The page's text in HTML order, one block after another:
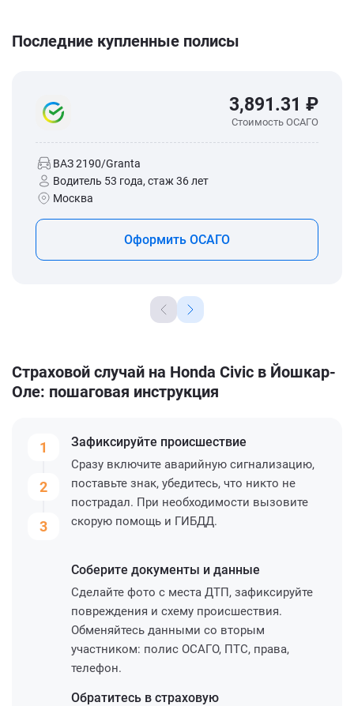
Последние купленные полисы
3,891.31 ₽
Стоимость ОСАГО
ВАЗ 2190/Granta
Водитель 53 года, стаж 36 лет
Москва
Оформить ОСАГО
Страховой случай на Honda Civic в Йошкар-
Оле: пошаговая инструкция
1
2
3
Зафиксируйте происшествие
Сразу включите аварийную сигнализацию,
поставьте знак, убедитесь, что никто не
пострадал. При необходимости вызовите
скорую помощь и ГИБДД.
Соберите документы и данные
Сделайте фото с места ДТП, зафиксируйте
повреждения и схему происшествия.
Обменяйтесь данными со вторым
участником: полис ОСАГО, ПТС, права,
телефон.
Обратитесь в страховую